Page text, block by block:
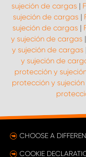
sujeción de cargas |
sujeción de cargas |
sujeción de cargas |
y sujeción de cargas |
y sujeción de cargas
y sujeción de
protección y
protección y
CHOOSE A
COOKIE